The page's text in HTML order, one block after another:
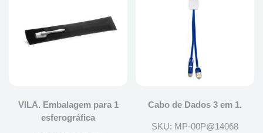
VILA. Embalagem para 1
esferográfica
Cabo de Dados 3 em 1.
SKU: MP-00P@14068